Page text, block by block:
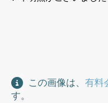
この画像は、 有料
す。